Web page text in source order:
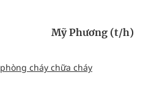
Mỹ Phương (t/h)
phòng cháy chữa cháy